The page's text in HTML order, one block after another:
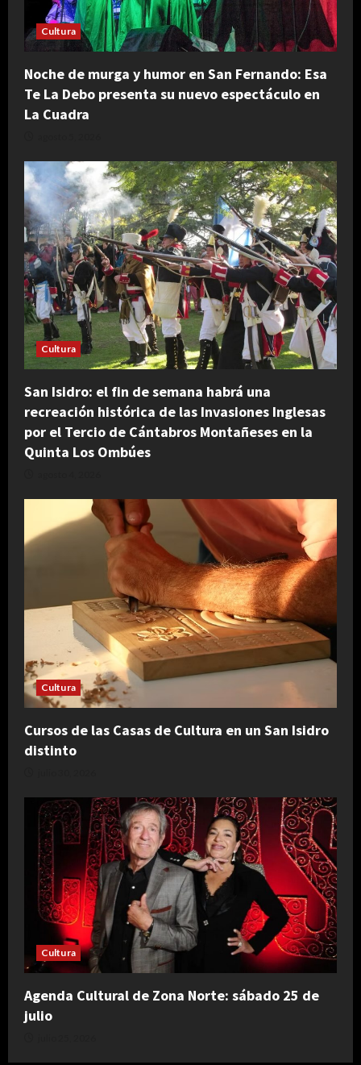
Cultura
Noche de murga y humor en San Fernando: Esa
Te La Debo presenta su nuevo espectáculo en
La Cuadra
Cultura
San Isidro: el fin de semana habrá una
recreación histórica de las Invasiones Inglesas
por el Tercio de Cántabros Montañeses en la
Quinta Los Ombúes
Cultura
Cursos de las Casas de Cultura en un San Isidro
distinto
Cultura
Agenda Cultural de Zona Norte: sábado 25 de
julio